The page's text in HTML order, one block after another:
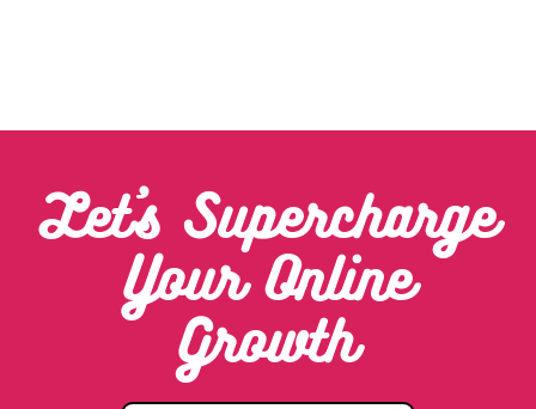
Let’s Supercharge
Your Online
Growth